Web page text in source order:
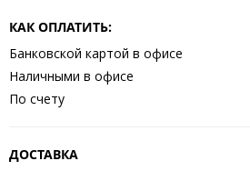
КАК ОПЛАТИТЬ:
Банковской картой в офисе
Наличными в офисе
По счету
ДОСТАВКА